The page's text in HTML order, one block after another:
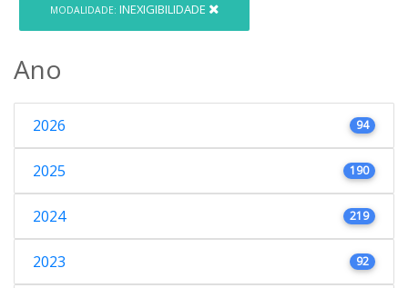
MODALIDADE: INEXIGIBILIDADE
Ano
2026 94
2025 190
2024 219
2023 92